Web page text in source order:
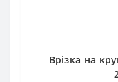
Врізка на